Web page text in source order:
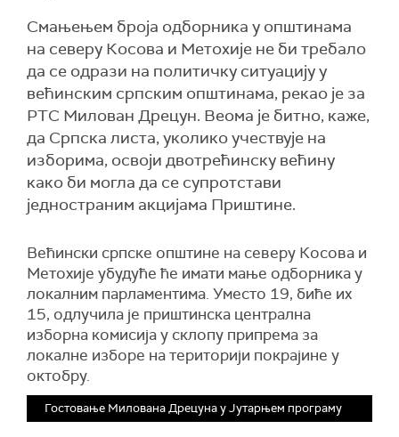
Смањењем броја одборника у општинама
на северу Косова и Метохије не би требало
да се одрази на политичку ситуацију у
већинским српским општинама, рекао је за
РТС Милован Дрецун. Веома је битно, каже,
да Српска листа, уколико учествује на
изборима, освоји двотрећинску већину
како би могла да се супротстави
једностраним акцијама Приштине.
Већински српске општине на северу Косова и
Метохије убудуће ће имати мање одборника у
локалним парламентима. Уместо 19, биће их
15, одлучила је приштинска централна
изборна комисија у склопу припрема за
локалне изборе на територији покрајине у
октобру.
Гостовање Милована Дрецуна у Јутарњем програму